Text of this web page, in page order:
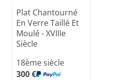
Plat Chantourné
En Verre Taillé Et
Moulé - XVIIIe
Siècle
18ème siècle
300 €